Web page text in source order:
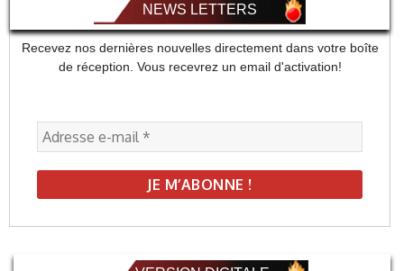
NEWS LETTERS
Recevez nos dernières nouvelles directement dans votre boîte
de réception. Vous recevrez un email d'activation!